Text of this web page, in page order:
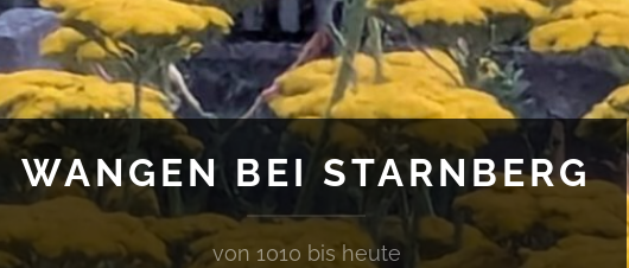
WANGEN BEI STARNBERG
von 1010 bis heute